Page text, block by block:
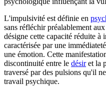
L'impulsivité est définie en
sans réfléchir préalablement
désigne cette capacité réduite
caractérisée par une
une émotion. Cette
discontinuité entre le désiret la
traversé par des pulsions qu'il
travail psychique.